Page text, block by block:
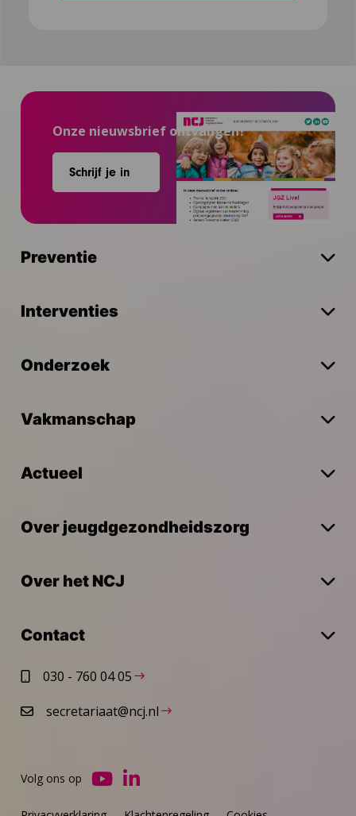
Onze nieuwsbrief ontvangen?
Schrijf je in
Preventie
Interventies
Onderzoek
Vakmanschap
Actueel
Over jeugdgezondheidszorg
Over het NCJ
Contact
030 - 760 04 05
secretariaat@ncj.nl
Volg ons op
Ga
Ga